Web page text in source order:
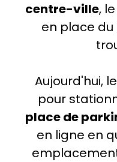
centre-ville, le
en place du
Aujourd'hui,
pour
place de
en ligne en